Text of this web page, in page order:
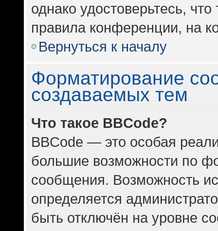
однако удостоверьтесь,
правила конференции, на
Вернуться к началу
Форматирование
создаваемых тем
Что такое BBCode?
BBCode — это особая
большие возможности по
сообщения. Возможность
определяется
быть отключён на уровне